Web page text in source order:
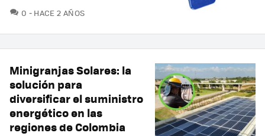
0 COMENTARIOS
HACE 2 AÑOS
Minigranjas Solares: la
solución para
diversificar el suministro
energético en las
regiones de Colombia